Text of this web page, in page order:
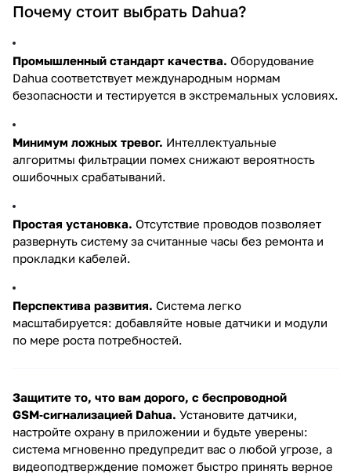
Почему стоит выбрать Dahua?
Промышленный стандарт качества. Оборудование
Dahua соответствует международным нормам
безопасности и тестируется в экстремальных условиях.
Минимум ложных тревог. Интеллектуальные
алгоритмы фильтрации помех снижают вероятность
ошибочных срабатываний.
Простая установка. Отсутствие проводов позволяет
развернуть систему за считанные часы без ремонта и
прокладки кабелей.
Перспектива развития. Система легко
масштабируется: добавляйте новые датчики и модули
по мере роста потребностей.
Защитите то, что вам дорого, с беспроводной
GSM‑сигнализацией Dahua. Установите датчики,
настройте охрану в приложении и будьте уверены:
система мгновенно предупредит вас о любой угрозе, а
видеоподтверждение поможет быстро принять верное